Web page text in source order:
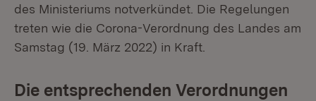
des Ministeriums notverkündet. Die Regelungen
treten wie die Corona-Verordnung des Landes am
Samstag (19. März 2022) in Kraft.
Die entsprechenden Verordnungen